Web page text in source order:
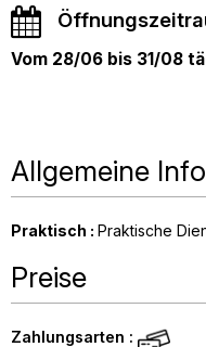
Vom 28/06 bis 31/08
Allgemeine
Praktisch : Praktische
Preise
Zahlungsarten :